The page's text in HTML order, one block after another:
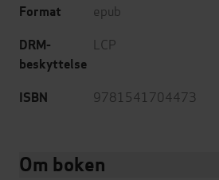
Format epub
DRM-
beskyttelse
LCP
ISBN 9781541704473
Om boken